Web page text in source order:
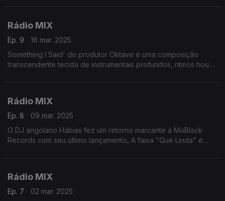
Rádio MIX
Ep. 9
16 mar. 2025
Something I Said' do produtor Oktave é uma composição
transcendente tecida de instrumentais profundos, ritmos house
Rádio MIX
Ep. 8
09 mar. 2025
O DJ angolano Habias fez um retorno marcante à MoBlack
Records com seu último lançamento, A faixa "Que Linda" é
Rádio MIX
Ep. 7
02 mar. 2025